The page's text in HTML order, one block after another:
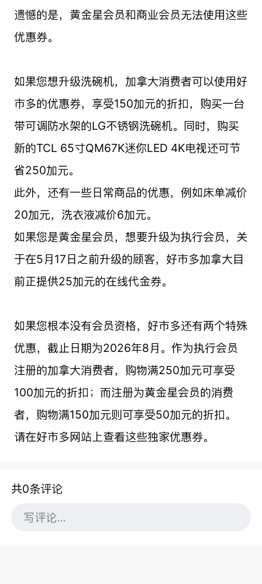
遗憾的是，黄金星会员和商业会员无法使用这些
优惠券。
如果您想升级洗碗机，加拿大消费者可以使用好
市多的优惠券，享受150加元的折扣，购买一台
带可调防水架的LG不锈钢洗碗机。同时，购买
新的TCL 65寸QM67K迷你LED 4K电视还可节
省250加元。
此外，还有一些日常商品的优惠，例如床单减价
20加元，洗衣液减价6加元。
如果您是黄金星会员，想要升级为执行会员，关
于在5月17日之前升级的顾客，好市多加拿大目
前正提供25加元的在线代金券。
如果您根本没有会员资格，好市多还有两个特殊
优惠，截止日期为2026年8月。作为执行会员
注册的加拿大消费者，购物满250加元可享受
100加元的折扣；而注册为黄金星会员的消费
者，购物满150加元则可享受50加元的折扣。
请在好市多网站上查看这些独家优惠券。
共0条评论